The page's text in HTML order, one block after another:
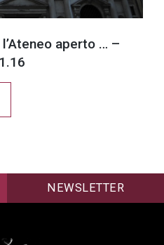
aperto … –
NEWSLETTER